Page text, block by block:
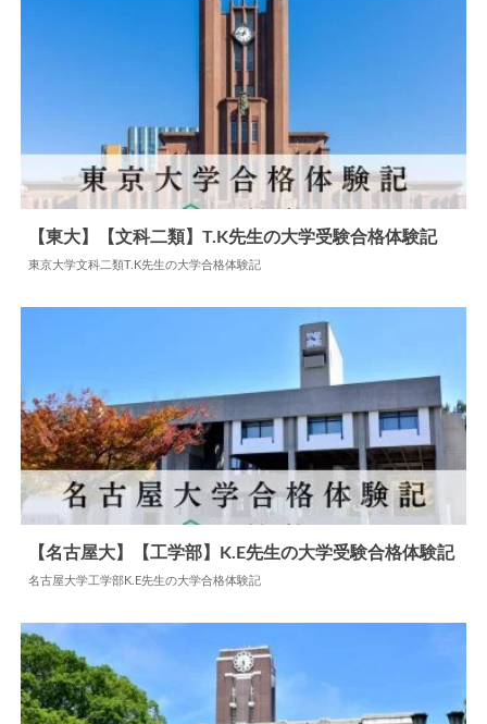
【東大】【文科二類】T.K先生の大学受験合格体験記
東京大学文科二類T.K先生の大学合格体験記
【名古屋大】【工学部】K.E先生の大学受験合格体験記
名古屋大学工学部K.E先生の大学合格体験記